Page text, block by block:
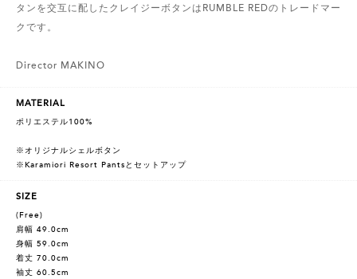
タンを交互に配したクレイジーボタンはRUMBLE REDのトレードマー
クです。
Director MAKINO
MATERIAL
ポリエステル100%
※オリジナルシェルボタン
※Karamiori Resort Pantsとセットアップ
SIZE
(Free)
肩幅 49.0cm
身幅 59.0cm
着丈 70.0cm
袖丈 60.5cm